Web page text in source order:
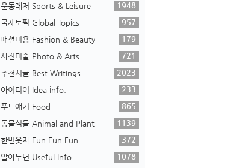
운동레저 Sports & Leisure
1948
국제토픽 Global Topics
957
패션미용 Fashion & Beauty
179
사진미술 Photo & Arts
721
추천시글 Best Writings
2023
아이디어 Idea info.
233
푸드얘기 Food
865
동물식물 Animal and Plant
1139
한번웃자 Fun Fun Fun
372
알아두면 Useful Info.
1078